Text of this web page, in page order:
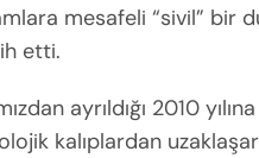
mesafeli “sivil” bir
etti.
ayrıldığı 2010
kalıplardan